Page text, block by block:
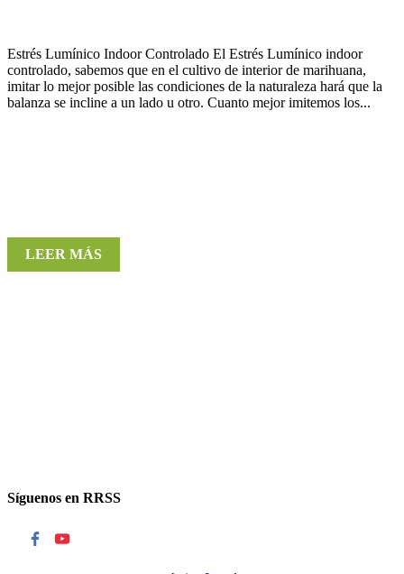
Estrés Lumínico Indoor Controlado El Estrés Lumínico indoor
controlado, sabemos que en el cultivo de interior de marihuana,
imitar lo mejor posible las condiciones de la naturaleza hará que la
balanza se incline a un lado u otro. Cuanto mejor imitemos los...
LEER MÁS
Síguenos en RRSS